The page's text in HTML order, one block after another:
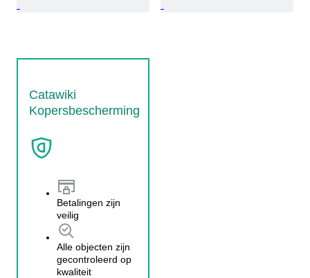
Catawiki
Kopersbescherming
Betalingen zijn
veilig
Alle objecten zijn
gecontroleerd op
kwaliteit